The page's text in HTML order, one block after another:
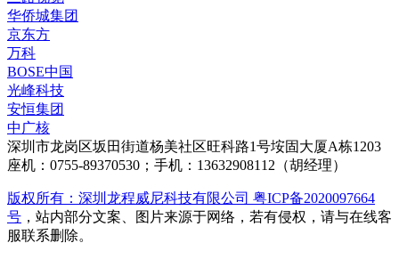
华侨城集团
京东方
万科
BOSE中国
光峰科技
安恒集团
中广核
深圳市龙岗区坂田街道杨美社区旺科路1号垵固大厦A栋1203
座机：0755-89370530；手机：13632908112（胡经理）
版权所有：深圳龙程威尼科技有限公司 粤ICP备2020097664
号 ，站内部分文案、图片来源于网络，若有侵权，请与在线客
服联系删除。